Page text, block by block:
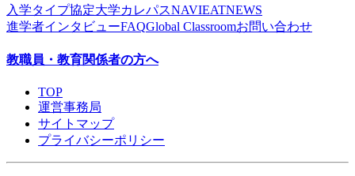
入学タイプ協定大学カレパスNAVIEATNEWS
進学者インタビューFAQGlobal Classroomお問い合わせ
教職員・教育関係者の方へ
TOP
運営事務局
サイトマップ
プライバシーポリシー